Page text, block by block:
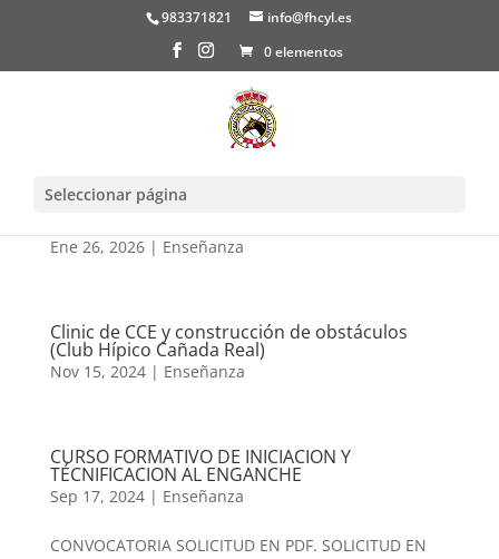
983371821
info@fhcyl.es
0 elementos
Seleccionar página
Ene 26, 2026| Enseñanza
Clinic de CCE y construcción de obstáculos
(Club Hípico Cañada Real)
Nov 15, 2024| Enseñanza
CURSO FORMATIVO DE INICIACION Y
TÉCNIFICACION AL ENGANCHE
Sep 17, 2024| Enseñanza
CONVOCATORIA SOLICITUD EN PDF. SOLICITUD EN